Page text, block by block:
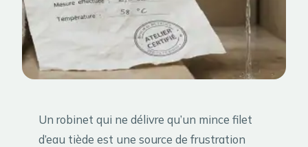
Un robinet qui ne délivre qu’un mince filet
d’eau tiède est une source de frustration